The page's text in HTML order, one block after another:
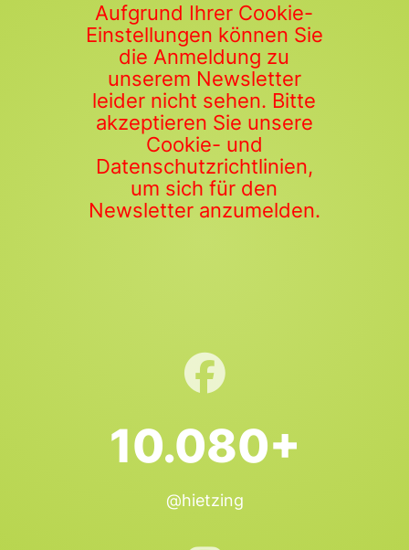
Aufgrund Ihrer Cookie-
Einstellungen können Sie
die Anmeldung zu
unserem Newsletter
leider nicht sehen. Bitte
akzeptieren Sie unsere
Cookie- und
Datenschutzrichtlinien,
um sich für den
Newsletter anzumelden.
10.080+
@hietzing